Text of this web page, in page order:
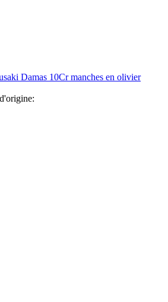
Damas 10Cr manches en olivier